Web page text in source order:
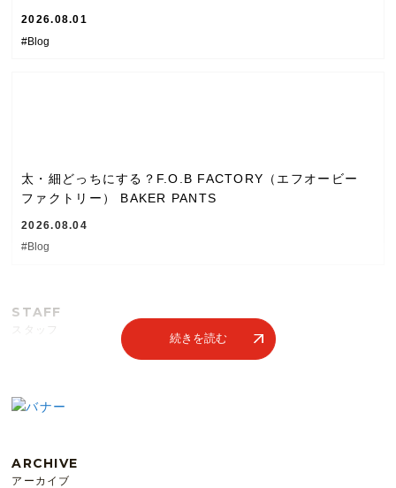
2026.08.01
#Blog
太・細どっちにする？F.O.B FACTORY（エフオービー
ファクトリー） BAKER PANTS
2026.08.04
#Blog
STAFF
スタッフ
続きを読む
ARCHIVE
アーカイブ